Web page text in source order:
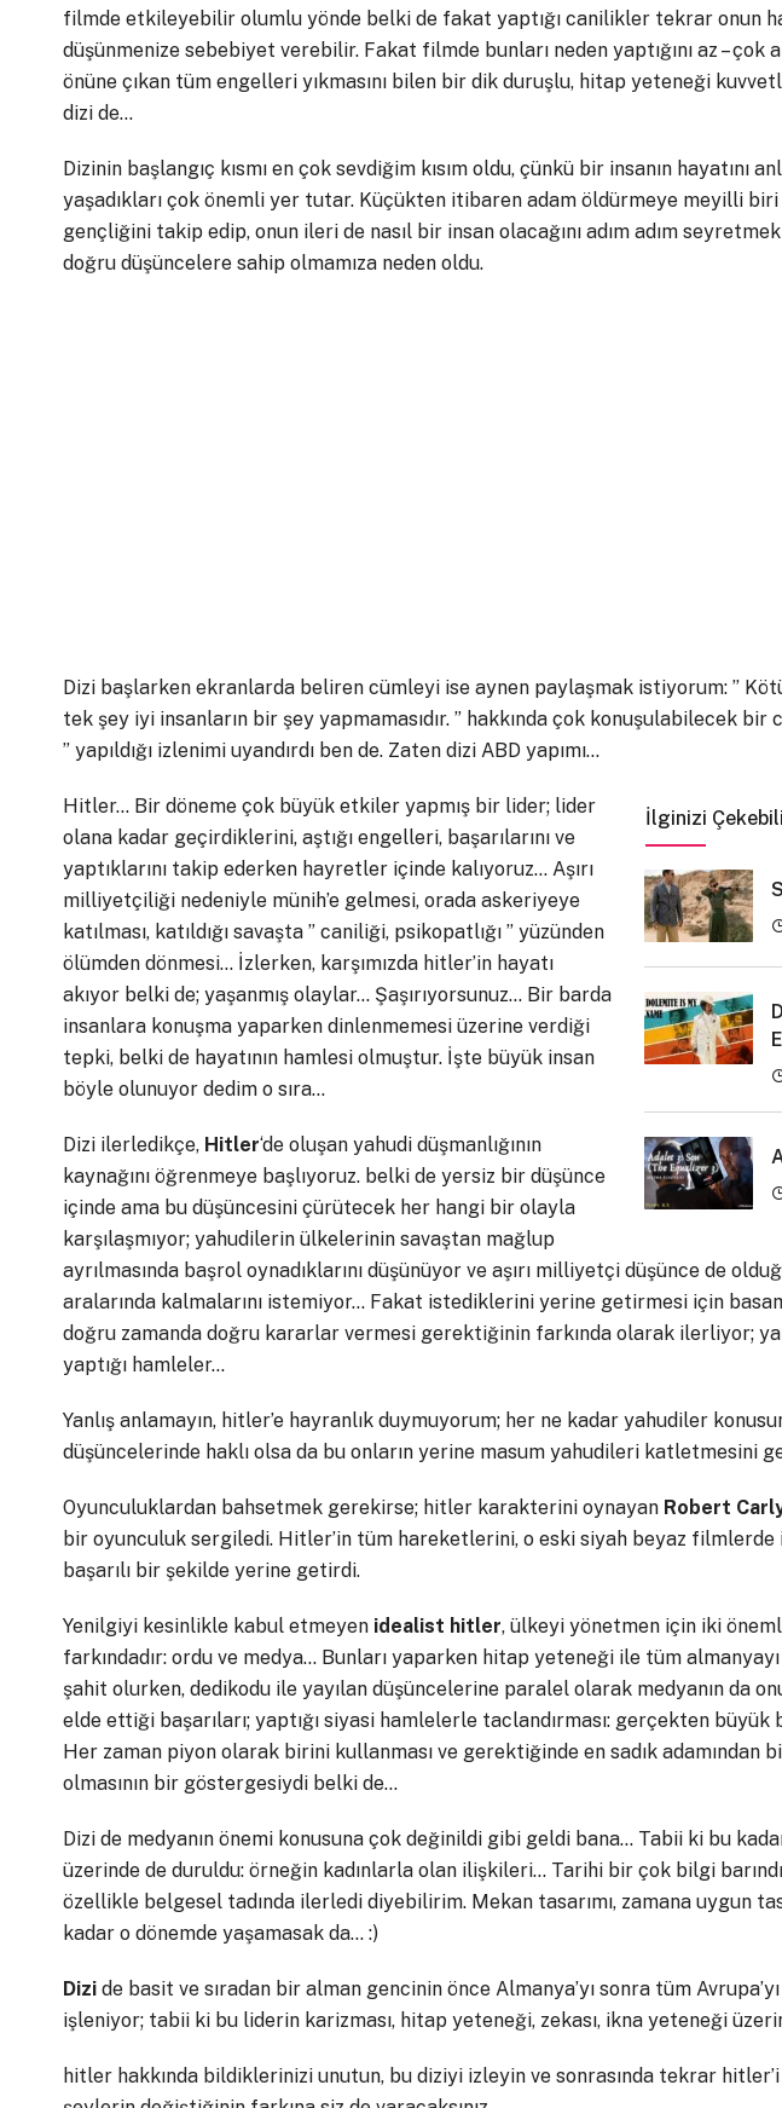
filmde etkileyebilir olumlu yönde belki de fakat yaptığı canilikler tekrar onun
düşünmenize sebebiyet verebilir. Fakat filmde bunları neden yaptığını az –
önüne çıkan tüm engelleri yıkmasını bilen bir dik duruşlu, hitap yeteneği
dizi de…
Dizinin başlangıç kısmı en çok sevdiğim kısım oldu, çünkü bir insanın hayatını
yaşadıkları çok önemli yer tutar. Küçükten itibaren adam öldürmeye meyilli
gençliğini takip edip, onun ileri de nasıl bir insan olacağını adım adım
doğru düşüncelere sahip olmamıza neden oldu.
Dizi başlarken ekranlarda beliren cümleyi ise aynen paylaşmak istiyorum: ”
tek şey iyi insanların bir şey yapmamasıdır. ” hakkında çok konuşulabilecek bir
” yapıldığı izlenimi uyandırdı ben de. Zaten dizi ABD yapımı…
İlginizi
Hitler… Bir döneme çok büyük etkiler yapmış bir lider; lider
olana kadar geçirdiklerini, aştığı engelleri, başarılarını ve
yaptıklarını takip ederken hayretler içinde kalıyoruz… Aşırı
milliyetçiliği nedeniyle münih’e gelmesi, orada askeriyeye
katılması, katıldığı savaşta ” caniliği, psikopatlığı ” yüzünden
ölümden dönmesi… İzlerken, karşımızda hitler’in hayatı
akıyor belki de; yaşanmış olaylar… Şaşırıyorsunuz… Bir barda
insanlara konuşma yaparken dinlenmemesi üzerine verdiği
tepki, belki de hayatının hamlesi olmuştur. İşte büyük insan
böyle olunuyor dedim o sıra…
Dizi ilerledikçe, Hitler‘de oluşan yahudi düşmanlığının
kaynağını öğrenmeye başlıyoruz. belki de yersiz bir düşünce
içinde ama bu düşüncesini çürütecek her hangi bir olayla
karşılaşmıyor; yahudilerin ülkelerinin savaştan mağlup
ayrılmasında başrol oynadıklarını düşünüyor ve aşırı milliyetçi düşünce de
aralarında kalmalarını istemiyor… Fakat istediklerini yerine getirmesi için
doğru zamanda doğru kararlar vermesi gerektiğinin farkında olarak ilerliyor;
yaptığı hamleler…
Yanlış anlamayın, hitler’e hayranlık duymuyorum; her ne kadar yahudiler
düşüncelerinde haklı olsa da bu onların yerine masum yahudileri katletmesini
Oyunculuklardan bahsetmek gerekirse; hitler karakterini oynayan Robert
bir oyunculuk sergiledi. Hitler’in tüm hareketlerini, o eski siyah beyaz filmlerde
başarılı bir şekilde yerine getirdi.
Yenilgiyi kesinlikle kabul etmeyen idealist hitler, ülkeyi yönetmen için iki
farkındadır: ordu ve medya… Bunları yaparken hitap yeteneği ile tüm
şahit olurken, dedikodu ile yayılan düşüncelerine paralel olarak medyanın da
elde ettiği başarıları; yaptığı siyasi hamlelerle taclandırması: gerçekten
Her zaman piyon olarak birini kullanması ve gerektiğinde en sadık adamından
olmasının bir göstergesiydi belki de…
Dizi de medyanın önemi konusuna çok değinildi gibi geldi bana… Tabii ki bu
üzerinde de duruldu: örneğin kadınlarla olan ilişkileri… Tarihi bir çok bilgi
özellikle belgesel tadında ilerledi diyebilirim. Mekan tasarımı, zamana uygun
kadar o dönemde yaşamasak da… :)
Dizi de basit ve sıradan bir alman gencinin önce Almanya’yı sonra tüm
işleniyor; tabii ki bu liderin karizması, hitap yeteneği, zekası, ikna yeteneği
hitler hakkında bildiklerinizi unutun, bu diziyi izleyin ve sonrasında tekrar